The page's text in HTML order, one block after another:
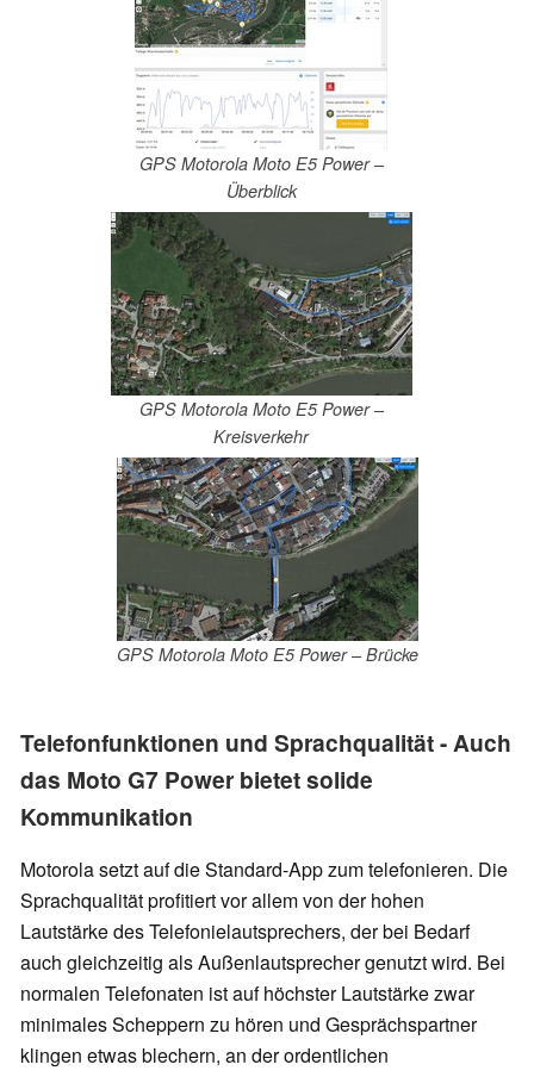
GPS Motorola Moto E5 Power –
Überblick
GPS Motorola Moto E5 Power –
Kreisverkehr
GPS Motorola Moto E5 Power – Brücke
Telefonfunktionen und Sprachqualität - Auch
das Moto G7 Power bietet solide
Kommunikation
Motorola setzt auf die Standard-App zum telefonieren. Die
Sprachqualität profitiert vor allem von der hohen
Lautstärke des Telefonielautsprechers, der bei Bedarf
auch gleichzeitig als Außenlautsprecher genutzt wird. Bei
normalen Telefonaten ist auf höchster Lautstärke zwar
minimales Scheppern zu hören und Gesprächspartner
klingen etwas blechern, an der ordentlichen